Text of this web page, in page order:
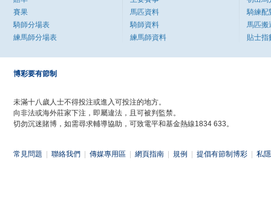
賽果
騎師分場表
練馬師分場表
馬匹資料
騎師資料
練馬師資料
騎練配
馬匹搬
貼士指
博彩要有節制
未滿十八歲人士不得投注或進入可投注的地方。
向非法或海外莊家下注，即屬違法，且可被判監禁。
切勿沉迷賭博，如需尋求輔導協助，可致電平和基金熱線1834 633。
常見問題 聯絡我們 傳媒專用區 網頁指南 規例 提倡有節制博彩 私